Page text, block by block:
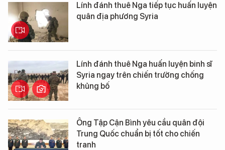
Lính đánh thuê Nga tiếp tục huấn luyện
quân địa phương Syria
Lính đánh thuê Nga huấn luyện binh sĩ
Syria ngay trên chiến trường chống
khủng bố
Ông Tập Cận Bình yêu cầu quân đội
Trung Quốc chuẩn bị tốt cho chiến
tranh